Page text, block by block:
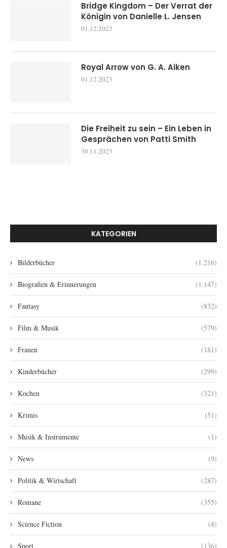
Bridge Kingdom – Der Verrat der
Königin von Danielle L. Jensen
01.12.2023
Royal Arrow von G. A. Aiken
01.12.2023
Die Freiheit zu sein – Ein Leben in
Gesprächen von Patti Smith
30.11.2023
KATEGORIEN
Bilderbücher (1.216)
Biografien & Erinnerungen (1.147)
Fantasy (832)
Film & Musik (579)
Frauen (181)
Kinderbücher (299)
Kochen (321)
Krimis (51)
Musik & Instrumente (1)
News (9)
Politik & Wirtschaft (287)
Romane (355)
Science Fiction (4)
Sport (136)